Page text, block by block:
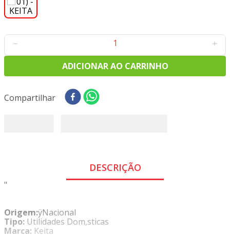
＋
－
ADICIONAR AO CARRINHO
Compartilhar
DESCRIÇÃO
"
Origem:ÿNacional
Tipo: Utilidades Dom‚sticas
Marca: Keita
8º
tricoline digital